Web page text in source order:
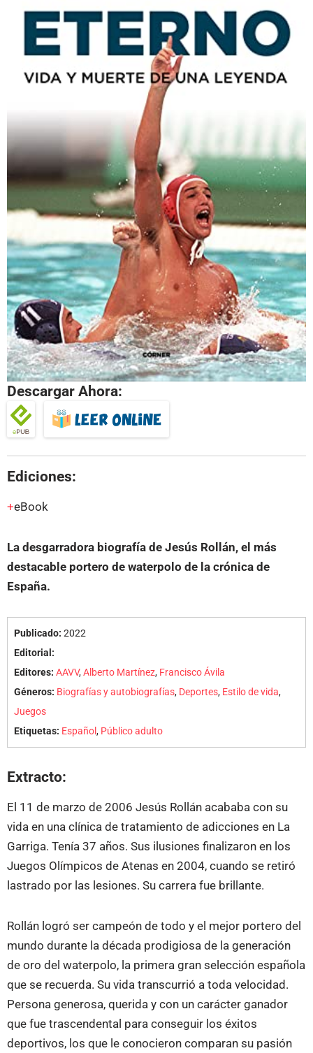
Descargar Ahora:
Ediciones:
eBook
La desgarradora biografía de Jesús Rollán, el más
destacable portero de waterpolo de la crónica de
España.
Publicado: 2022
Editorial:
Editores: AAVV,Alberto Martínez, Francisco Ávila
Géneros: Biografías y autobiografías, Deportes, Estilo de vida,
Juegos
Etiquetas: Español, Público adulto
Extracto:
El 11 de marzo de 2006 Jesús Rollán acababa con su
vida en una clínica de tratamiento de adicciones en La
Garriga. Tenía 37 años. Sus ilusiones finalizaron en los
Juegos Olímpicos de Atenas en 2004, cuando se retiró
lastrado por las lesiones. Su carrera fue brillante.
Rollán logró ser campeón de todo y el mejor portero del
mundo durante la década prodigiosa de la generación
de oro del waterpolo, la primera gran selección española
que se recuerda. Su vida transcurrió a toda velocidad.
Persona generosa, querida y con un carácter ganador
que fue trascendental para conseguir los éxitos
deportivos, los que le conocieron comparan su pasión